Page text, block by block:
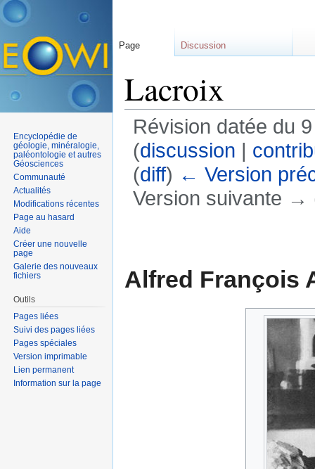
Lacroix
Révision datée du
(discussion |
(diff) ← Version
Version suivante →
Alfred François
Page Discussion
Encyclopédie de
géologie, minéralogie,
paléontologie et autres
Géosciences
Communauté
Actualités
Modifications récentes
Page au hasard
Aide
Créer une nouvelle
page
Galerie des nouveaux
fichiers
Outils
Pages liées
Suivi des pages liées
Pages spéciales
Version imprimable
Lien permanent
Information sur la page